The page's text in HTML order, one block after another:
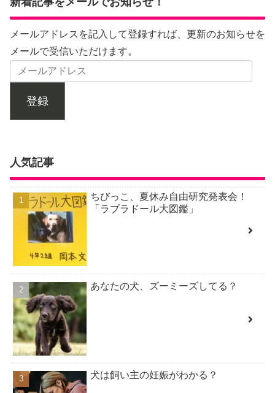
メールアドレスを記入して登録すれば、更新のお知らせを
メールで受信いただけます。
登録
人気記事
ちびっこ、夏休み自由研究発表会！
「ラブラドール大図鑑」
あなたの犬、ズーミーズしてる？
犬は飼い主の妊娠がわかる？